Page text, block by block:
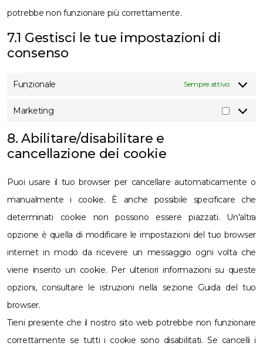
potrebbe non funzionare più correttamente.
7.1 Gestisci le tue impostazioni di
consenso
Funzionale Sempre attivo
Marketing
8. Abilitare/disabilitare e
cancellazione dei cookie
Puoi usare il tuo browser per cancellare automaticamente o
manualmente i cookie. È anche possibile specificare che
determinati cookie non possono essere piazzati. Un'altra
opzione è quella di modificare le impostazioni del tuo browser
internet in modo da ricevere un messaggio ogni volta che
viene inserito un cookie. Per ulteriori informazioni su queste
opzioni, consultare le istruzioni nella sezione Guida del tuo
browser.
Tieni presente che il nostro sito web potrebbe non funzionare
correttamente se tutti i cookie sono disabilitati. Se cancelli i